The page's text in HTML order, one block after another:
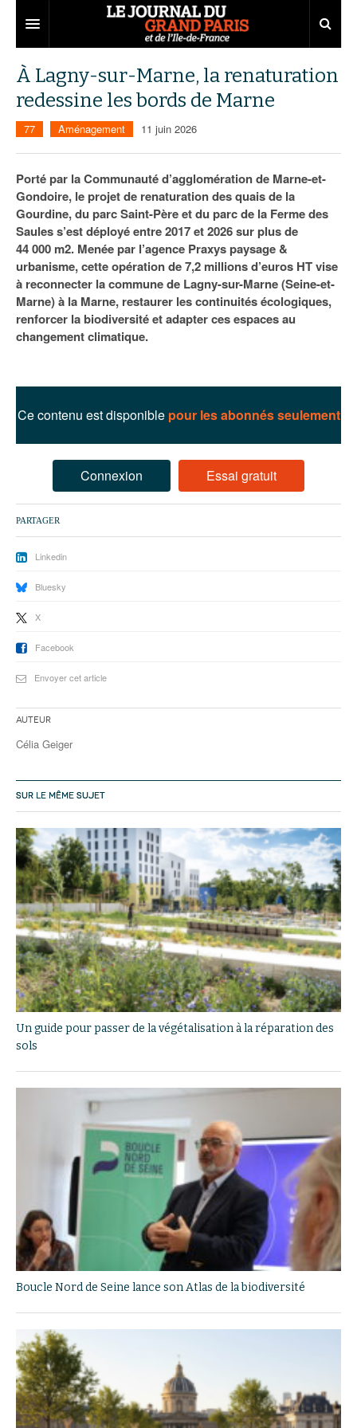
Territoires
Aménagement
Institutions
Services urbains
Entreprises
Emploi
Attractivité
Marchés publics
75
77
92
95
Carnet
Nominations
Les Assises du Grand Paris
Éditions précédentes
Le podcast
Lire les résumés
À Lagny-sur-Marne, la renaturation
redessine les bords de Marne
77 Aménagement 11 juin 2026
Porté par la Communauté d’agglomération de Marne-et-
Gondoire, le projet de renaturation des quais de la
Gourdine, du parc Saint-Père et du parc de la Ferme des
Saules s’est déployé entre 2017 et 2026 sur plus de
44 000 m2. Menée par l’agence Praxys paysage &
urbanisme, cette opération de 7,2 millions d’euros HT vise
à reconnecter la commune de Lagny-sur-Marne (Seine-et-
Marne) à la Marne, restaurer les continuités écologiques,
renforcer la biodiversité et adapter ces espaces au
changement climatique.
Ce contenu est disponible pour les abonnés seulement
Connexion Essai gratuit
PARTAGER
Linkedin
Bluesky
X
Facebook
Envoyer cet article
Auteur
Célia Geiger
SUR LE MÊME SUJET
Un guide pour passer de la végétalisation à la réparation des
sols
Boucle Nord de Seine lance son Atlas de la biodiversité